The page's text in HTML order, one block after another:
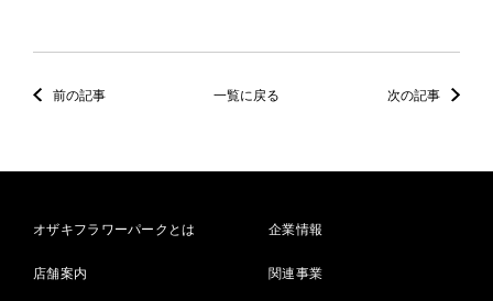
前の記事 一覧に戻る 次の記事
オザキフラワーパークとは
店舗案内
企業情報
関連事業